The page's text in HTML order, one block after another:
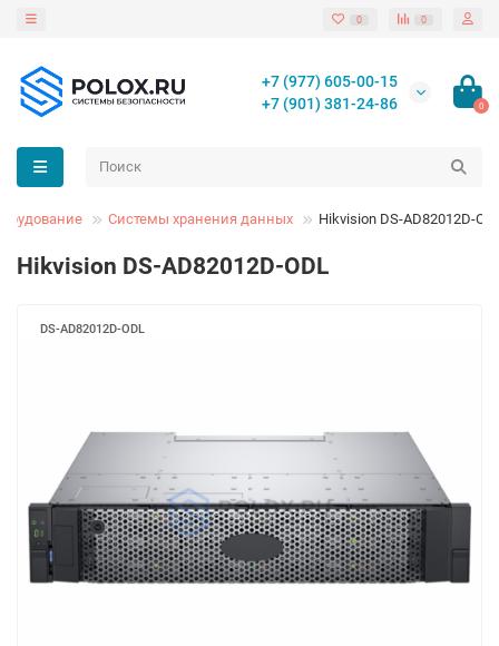
0 0
+7 (977) 605-00-15
+7 (901) 381-24-86
0
Системы хранения данных Hikvision DS-AD82012D-
Hikvision DS-AD82012D-ODL
DS-AD82012D-ODL